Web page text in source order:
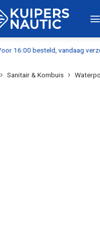
16:00 besteld, vandaag
Sanitair & Kombuis